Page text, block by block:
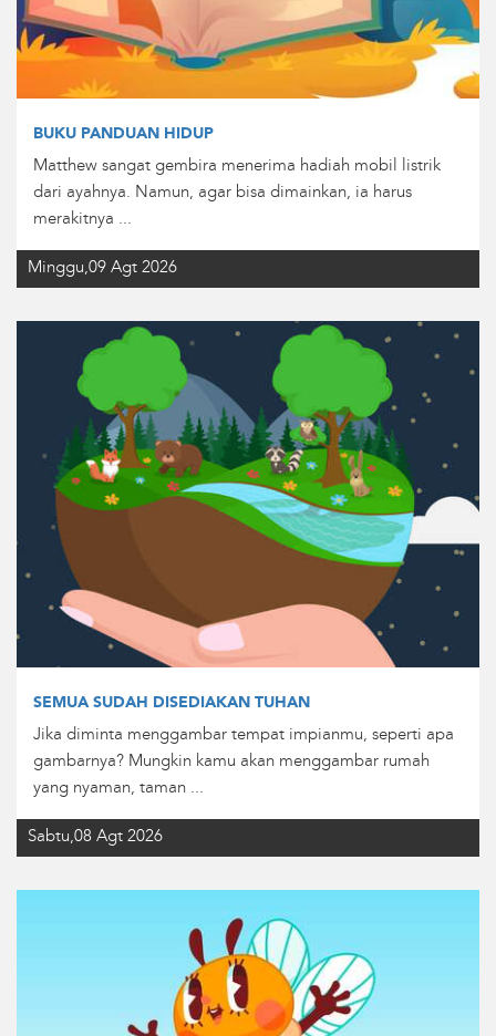
BUKU PANDUAN HIDUP
Matthew sangat gembira menerima hadiah mobil listrik
dari ayahnya. Namun, agar bisa dimainkan, ia harus
merakitnya ...
Minggu,09 Agt 2026
SEMUA SUDAH DISEDIAKAN TUHAN
Jika diminta menggambar tempat impianmu, seperti apa
gambarnya? Mungkin kamu akan menggambar rumah
yang nyaman, taman ...
Sabtu,08 Agt 2026